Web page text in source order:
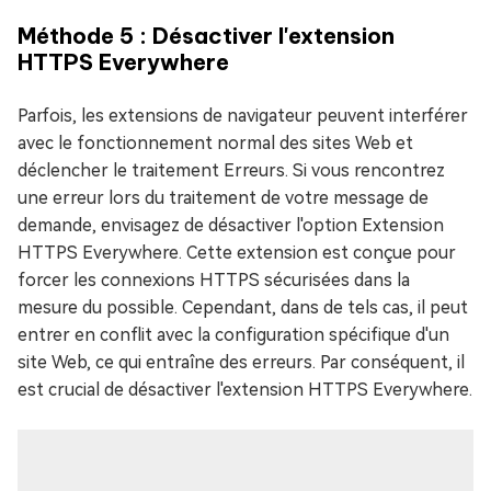
Méthode 5 : Désactiver l'extension
HTTPS Everywhere
Parfois, les extensions de navigateur peuvent interférer
avec le fonctionnement normal des sites Web et
déclencher le traitement Erreurs. Si vous rencontrez
une erreur lors du traitement de votre message de
demande, envisagez de désactiver l'option Extension
HTTPS Everywhere. Cette extension est conçue pour
forcer les connexions HTTPS sécurisées dans la
mesure du possible. Cependant, dans de tels cas, il peut
entrer en conflit avec la configuration spécifique d'un
site Web, ce qui entraîne des erreurs. Par conséquent, il
est crucial de désactiver l'extension HTTPS Everywhere.